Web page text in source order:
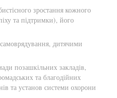
зростання кожного
та підтримки), його
дитячими
позашкільних закладів,
та благодійних
та установ системи охорони